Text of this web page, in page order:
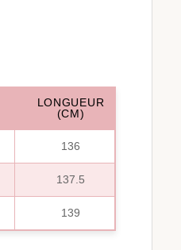
LONGUEUR
(CM)
136
137.5
139